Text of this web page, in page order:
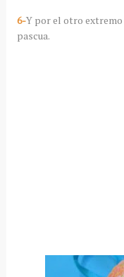
6-Y por el otro extremo
pascua.